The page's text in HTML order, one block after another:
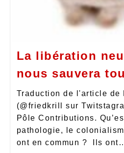
La libération
nous sauvera
Traduction de l'article de
(@friedkrill sur
Pôle Contributions.
pathologie, le
ont en commun ? Ils